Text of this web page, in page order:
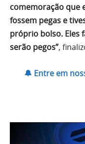
comemoração que
fossem pegas e
próprio bolso. Eles
serão pegos”,
🔔 Entre em